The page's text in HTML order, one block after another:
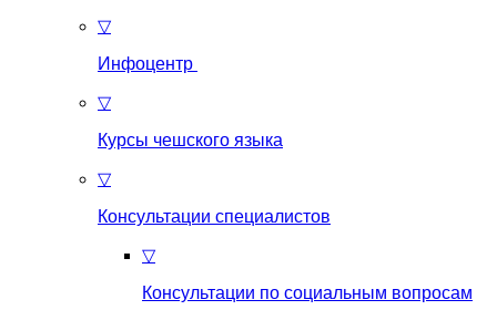
▽
Инфоцентр
▽
Курсы чешского языка
▽
Консультации специалистов
▽
Консультации по социальным вопросам